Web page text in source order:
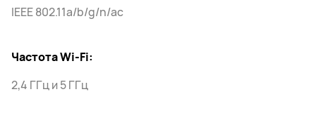
IEEE 802.11a/b/g/n/ac
Частота Wi-Fi:
2,4 ГГц и 5 ГГц